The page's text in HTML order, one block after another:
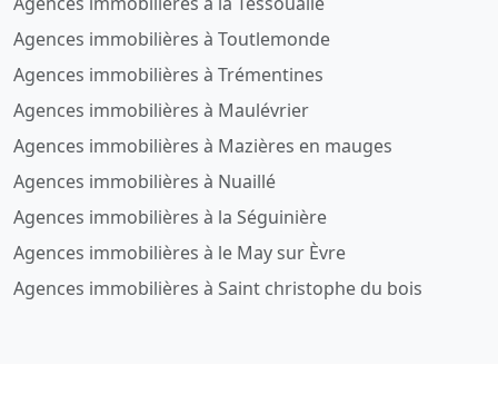
Agences immobilières à Toutlemonde
Agences immobilières à Trémentines
Agences immobilières à Maulévrier
Agences immobilières à Mazières en mauges
Agences immobilières à Nuaillé
Agences immobilières à la Séguinière
Agences immobilières à le May sur Èvre
Agences immobilières à Saint christophe du bois